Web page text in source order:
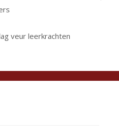
veur leerkrachten